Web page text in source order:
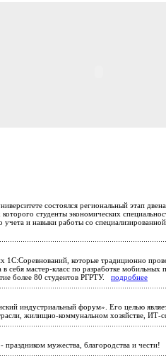
состоялся региональный этап
студенты экономических
и навыки работы со
1С:Соревнований, которые традиционно
мастер-класс по разработке мобильных
более 80 студентов РГРТУ. подробнее
индустриальный форум». Его целью
жилищно-коммунальном хозяйстве, ИТ-
мужества, благородства и чести!